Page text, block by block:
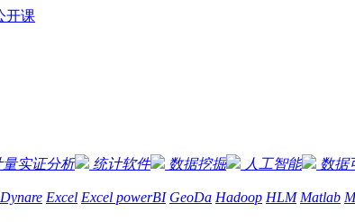
开课
量实证分析 统计软件 数据挖掘 人工智能 数据
Dynare Excel Excel powerBI GeoDa Hadoop HLM Matlab